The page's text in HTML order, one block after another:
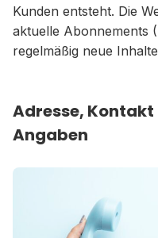
Kunden entsteht. Die
aktuelle Abonnements
regelmäßig neue
Adresse,
Angaben